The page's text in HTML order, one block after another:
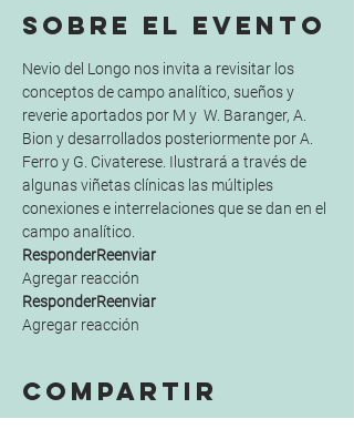
Sobre el evento
Nevio del Longo nos invita a revisitar los
conceptos de campo analítico, sueños y
reverie aportados por M y  W. Baranger, A.
Bion y desarrollados posteriormente por A.
Ferro y G. Civaterese. Ilustrará a través de
algunas viñetas clínicas las múltiples
conexiones e interrelaciones que se dan en el
campo analítico.
ResponderReenviar
Agregar reacción
ResponderReenviar
Agregar reacción
Compartir